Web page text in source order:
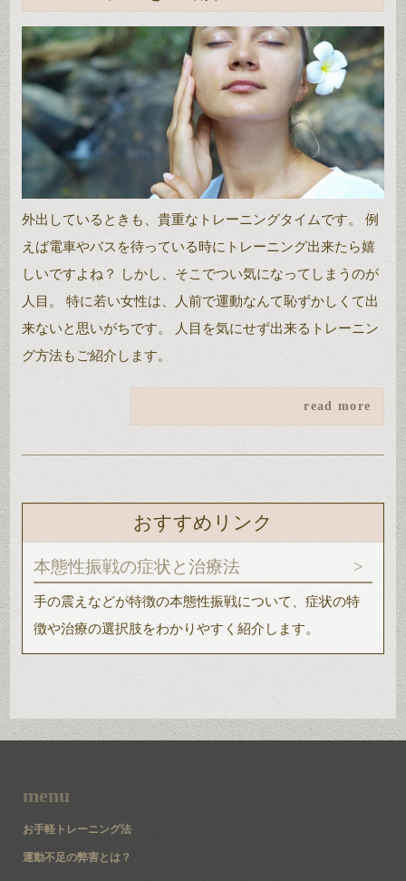
外出しているときも、貴重なトレーニングタイムです。 例
えば電車やバスを待っている時にトレーニング出来たら嬉
しいですよね？ しかし、そこでつい気になってしまうのが
人目。 特に若い女性は、人前で運動なんて恥ずかしくて出
来ないと思いがちです。 人目を気にせず出来るトレーニン
グ方法もご紹介します。
read more
おすすめリンク
本態性振戦の症状と治療法
手の震えなどが特徴の本態性振戦について、症状の特
徴や治療の選択肢をわかりやすく紹介します。
menu
お手軽トレーニング法
運動不足の弊害とは？